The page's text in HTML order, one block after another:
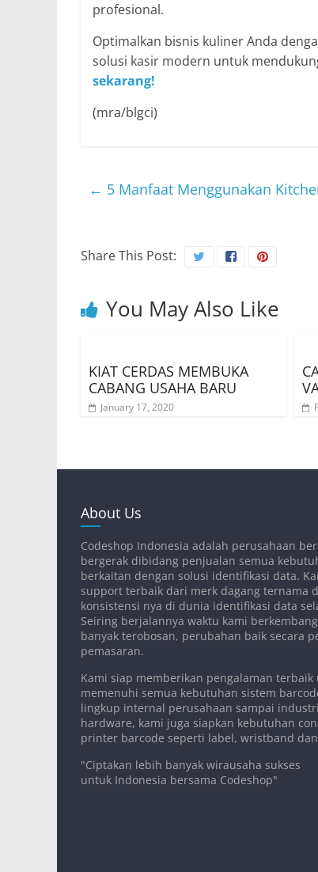
profesional.
Optimalkan bisnis kuliner Anda
solusi kasir modern untuk
sekarang!
(mra/blgci)
← 5 Manfaat Menggunakan
Share This Post:
You May Also Like
KIAT CERDAS MEMBUKA
CABANG USAHA BARU
January 17, 2020
About Us
Codeshop Indonesia adalah perusahaan
bergerak dibidang penjualan semua
berkaitan dengan solusi identifikasi data.
support terbaik dari merk dagang ternama
konsistensi nya di dunia identifikasi data
Seiring berjalannya waktu kami
banyak terobosan, perubahan baik secara
pemasaran.
Kami siap memberikan pengalaman terbaik
memenuhi semua kebutuhan sistem
lingkup internal perusahaan sampai
hardware, kami juga siapkan kebutuhan
printer barcode seperti label, wristband
"Ciptakan lebih banyak wirausaha sukses
untuk Indonesia bersama Codeshop"